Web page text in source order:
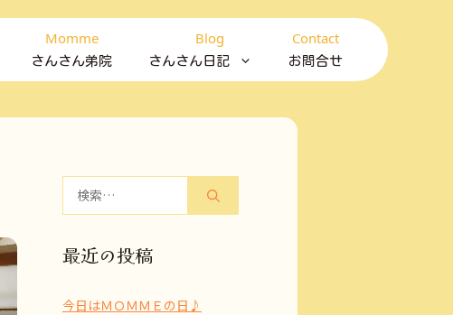
Momme
さんさん弟院
Blog
さんさん日記
Contact
お問合せ
最近の投稿
今日はＭＯＭＭＥの日♪